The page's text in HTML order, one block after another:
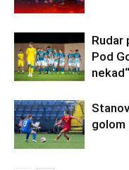
Rudar
Pod
nekad“
golom